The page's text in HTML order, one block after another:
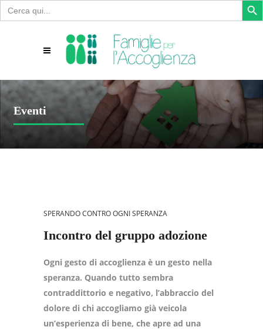
Search
for:
Eventi
SPERANDO CONTRO OGNI SPERANZA
Incontro del gruppo adozione
Ogni gesto di accoglienza è un gesto nella
speranza. Quando tutto sembra
contraddittorio e negativo, l’abbraccio del
dolore di chi accogliamo già veicola
un’esperienza di bene, che apre ad una